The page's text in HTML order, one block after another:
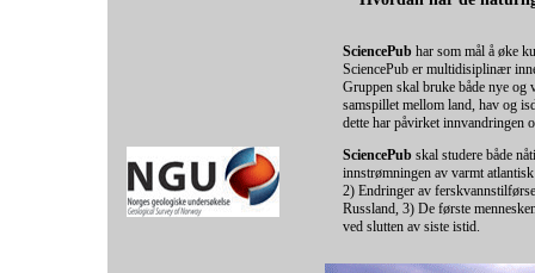
SciencePub har som mål å øke
SciencePub er multidisiplinær
Gruppen skal bruke både nye og
samspillet mellom land, hav og
dette har påvirket innvandringen
SciencePub skal studere både
innstrømningen av varmt
2) Endringer av
Russland, 3) De første
ved slutten av siste istid.